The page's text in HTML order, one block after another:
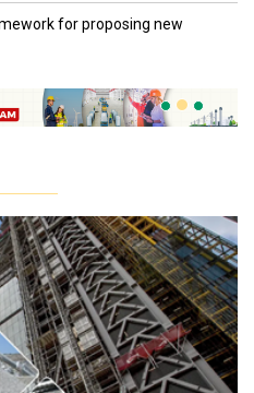
for proposing new